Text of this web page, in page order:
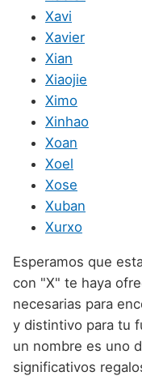
Xavi
Xavier
Xian
Xiaojie
Ximo
Xinhao
Xoan
Xoel
Xose
Xuban
Xurxo
Esperamos que
con "X" te haya
necesarias para
y distintivo para tu
un nombre es uno
significativos